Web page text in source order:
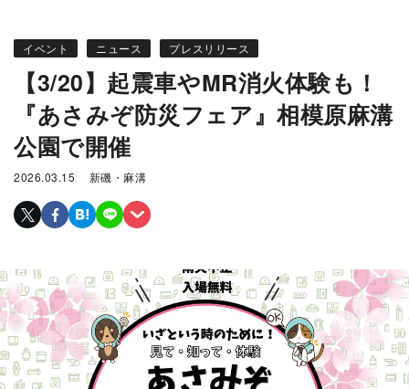
イベント ニュース プレスリリース
【3/20】起震車やMR消火体験も！
『あさみぞ防災フェア』相模原麻溝
公園で開催
2026.03.15 新磯・麻溝